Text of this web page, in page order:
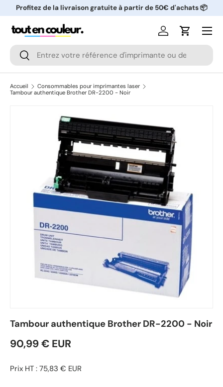
ALLER AU CONTENU
Profitez de la livraison gratuite à partir de 50€ d'achats 📦
Recherche
Rechercher
Se connecter
Panier
Menu
Accueil
Consommables pour imprimantes laser
Tambour authentique Brother DR-2200 - Noir
Tambour authentique Brother DR-2200 - Noir
90,99 € EUR
Prix HT : 75,83 € EUR